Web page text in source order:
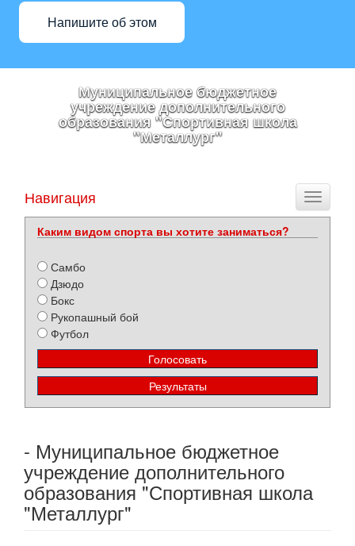
Напишите об этом
Муниципальное бюджетное
учреждение дополнительного
образования "Спортивная школа
"Металлург"
Toggle
Навигация
Каким видом спорта вы хотите заниматься?
Самбо
Дзюдо
Бокс
Рукопашный бой
Футбол
- Муниципальное бюджетное
учреждение дополнительного
образования "Спортивная школа
"Металлург"